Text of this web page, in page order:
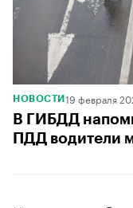
НОВОСТИ 19 февраля
В ГИБДД
ПДД водители